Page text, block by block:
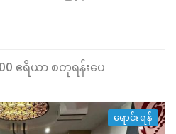
ဧရိယာ စတုရန်းပေ
ရောင်းရန်